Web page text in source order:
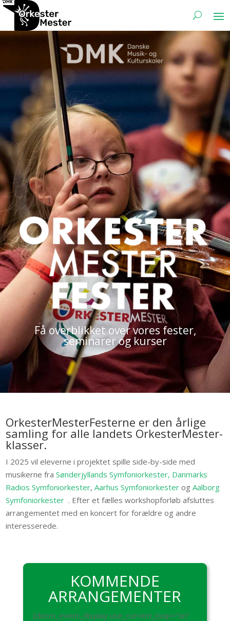
Få overblikket over vores fester,
seminarer og kurser
OrkesterMesterFesterne er den årlige
samling for alle landets OrkesterMester-
klasser.
I 2025 vil eleverne i projektet spille side-by-side med
musikerne fraSønderjyllands Symfoniorkester, Danmarks
Radios Symfoniorkester,Aarhus Symfoniorkester ogAalborg
Symfoniorkester . Efter et fælles workshopforløb afsluttes
arrangementet med en koncert for forældre og andre
interesserede.
KOMMENDE
ARRANGEMENTER
[decm_event_display use_current_loop=”on”